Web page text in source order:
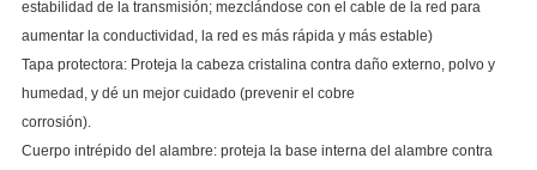
estabilidad de la transmisión; mezclándose con el cable de la red para
aumentar la conductividad, la red es más rápida y más estable)
Tapa protectora: Proteja la cabeza cristalina contra daño externo, polvo y
humedad, y dé un mejor cuidado (prevenir el cobre
corrosión).
Cuerpo intrépido del alambre: proteja la base interna del alambre contra